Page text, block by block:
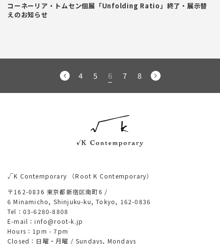
コーネーリア・トムセン個展「Unfolding Ratio」終了・展示替
えのお知らせ
4 5 6 7 8
√K Contemporary
（Root K Contemporary）
〒162-0836 東京都新宿区南町6 /
6 Minamicho, Shinjuku-ku, Tokyo, 162-0836
Tel：03-6280-8808
E-mail：info@root-k.jp
Hours：1pm - 7pm
Closed：日曜・月曜 / Sundays, Mondays